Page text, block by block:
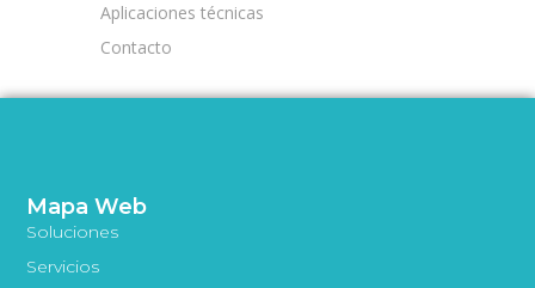
Aplicaciones técnicas
Contacto
Mapa Web
Soluciones
Servicios